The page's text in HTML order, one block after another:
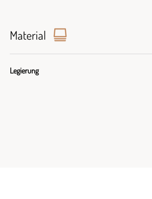
Material
Legierung